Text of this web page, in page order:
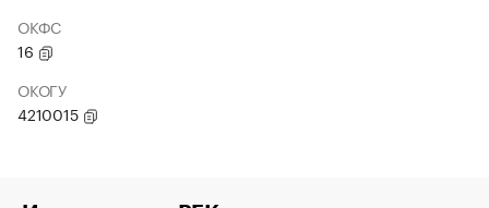
ОКФС
16
ОКОГУ
4210015